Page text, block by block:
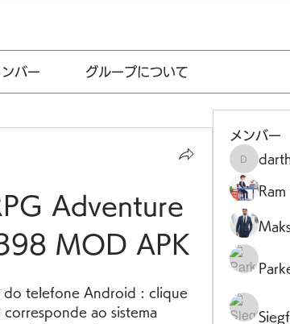
ンバー グループについて
Adventure
MOD APK
do telefone Android : clique
ao sistema
メンバー
Ram